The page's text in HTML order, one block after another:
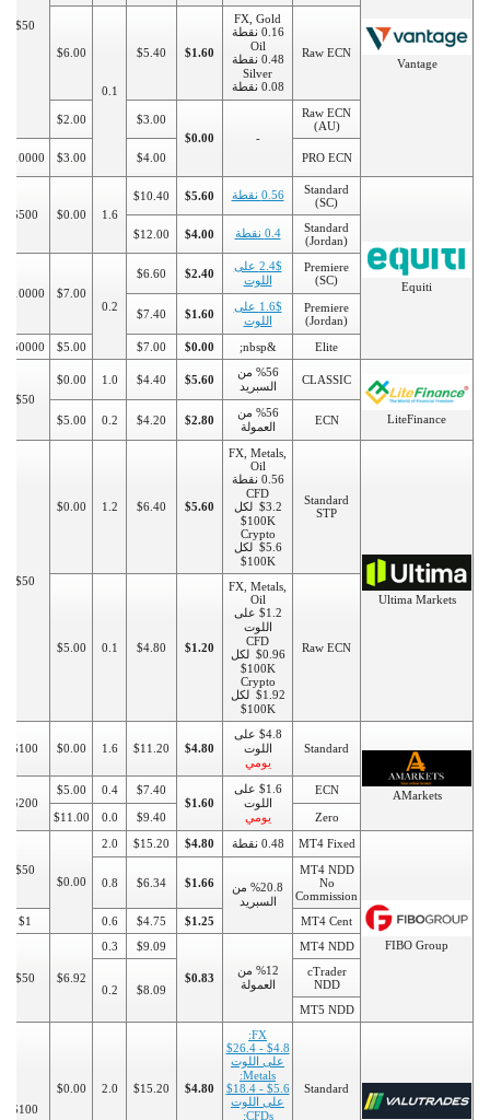
Vantage
$50
Raw ECN
FX, Gold
0.16 نقطة
Oil
0.48 نقطة
Silver
0.08 نقطة
$1.60
$5.40
0.1
$6.00
Raw ECN
(AU)
-
$0.00
$3.00
$2.00
PRO ECN
$4.00
$3.00
$10000
Equiti
Standard
(SC)
0.56 نقطة $5.60
$10.40
1.6
$0.00
$500
Standard
(Jordan)
0.4 نقطة $4.00
$12.00
Premiere
(SC)
2.4$ على
اللوت
$2.40
$6.60
0.2
$7.00
$10000
Premiere
(Jordan)
1.6$ على
اللوت
$1.60
$7.40
Elite
&nbsp;
$0.00
$7.00
$5.00
$50000
LiteFinance
CLASSIC
%56 من
السبريد
$5.60
$4.40
1.0
$0.00
$50
ECN
%56 من
العمولة
$2.80
$4.20
0.2
$5.00
Ultima Markets
Standard
STP
FX, Metals,
Oil
0.56 نقطة
CFD
$3.2 لكل
100K$
Crypto
$5.6 لكل
100K$
$5.60
$6.40
1.2
$0.00
$50
Raw ECN
FX, Metals,
Oil
$1.2 على
اللوت
CFD
$0.96 لكل
100K$
Crypto
$1.92 لكل
100K$
$1.20
$4.80
0.1
$5.00
AMarkets
Standard
$4.8 على
اللوت
يومي
$4.80
$11.20
1.6
$0.00
$100
ECN
$1.6 على
اللوت
يومي
$1.60
$7.40
0.4
$5.00
$200
Zero
$9.40
0.0
$11.00
FIBO Group
MT4 Fixed 0.48 نقطة $4.80
$15.20
2.0
$0.00
$50
MT4 NDD
No
Commission
%20.8 من
السبريد
$1.66
$6.34
0.8
MT4 Cent
$1.25
$4.75
0.6
$1
MT4 NDD
%12 من
العمولة
$0.83
$9.09
0.3
$6.92
$50
cTrader
NDD
$8.09
0.2
MT5 NDD
Standard
FX:
$4.8 - $26.4
على اللوت
Metals:
$5.6 - $18.4
على اللوت
CFDs:
$4.80
$15.20
2.0
$0.00
$100